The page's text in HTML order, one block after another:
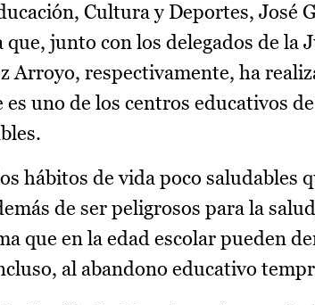
Cultura y Deportes, José
junto con los delegados de la
Arroyo, respectivamente, ha
es uno de los centros educativos
hábitos de vida poco saludables
de ser peligrosos para la
que en la edad escolar pueden
al abandono educativo